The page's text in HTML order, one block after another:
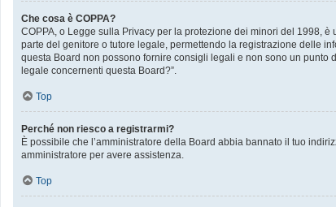
Che cosa è COPPA?
COPPA, o Legge sulla Privacy per la protezione dei minori del 1998,
parte del genitore o tutore legale, permettendo la registrazione delle
questa Board non possono fornire consigli legali e non sono un punto
legale concernenti questa Board?”.
Top
Perché non riesco a registrarmi?
È possibile che l’amministratore della Board abbia bannato il tuo
amministratore per avere assistenza.
Top